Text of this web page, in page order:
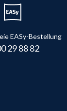
EASy-Bestellung
29 88 82